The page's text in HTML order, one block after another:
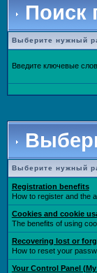
Поиск
Выберите нужный
Введите ключевые
Выберите нужный
Registration benefits
How to register and the
Cookies and cookie
The benefits of using
Recovering lost or
How to reset your
Your Control Panel